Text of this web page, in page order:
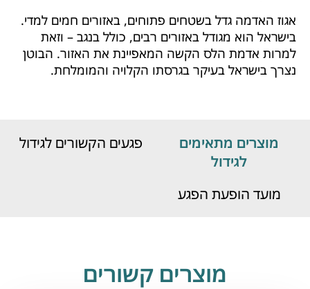
אגוז האדמה גדל בשטחים פתוחים, באזורים חמים למדי.
בישראל הוא מגודל באזורים רבים, כולל בנגב – וזאת
למרות אדמת הלס הקשה המאפיינת את האזור. הבוטן
נצרך בישראל בעיקר בגרסתו הקלויה והמומלחת.
מוצרים מתאימים
לגידול
פגעים הקשורים לגידול
מועד הופעת הפגע
מוצרים קשורים